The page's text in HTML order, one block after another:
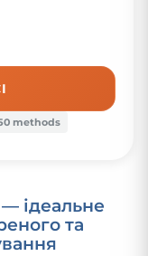
methods
ідеальне
та